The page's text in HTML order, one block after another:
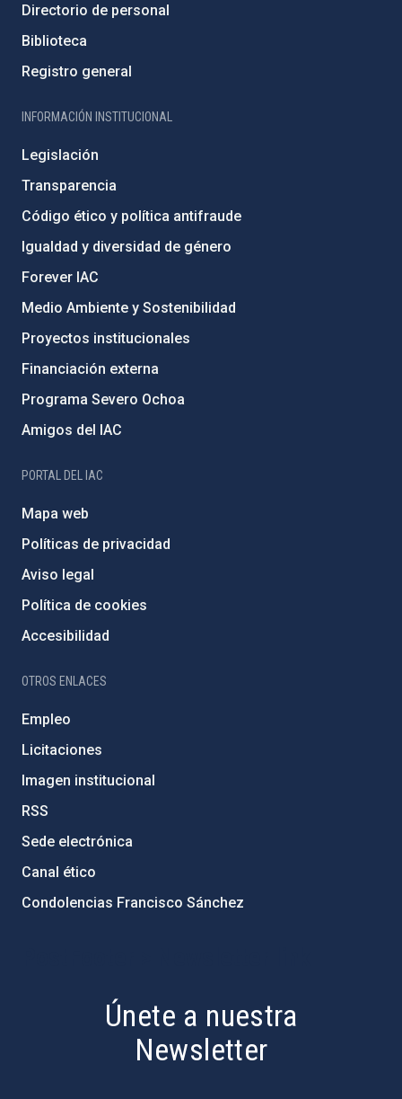
Directorio de personal
Biblioteca
Registro general
INFORMACIÓN INSTITUCIONAL
Legislación
Transparencia
Código ético y política antifraude
Igualdad y diversidad de género
Forever IAC
Medio Ambiente y Sostenibilidad
Proyectos institucionales
Financiación externa
Programa Severo Ochoa
Amigos del IAC
PORTAL DEL IAC
Mapa web
Políticas de privacidad
Aviso legal
Política de cookies
Accesibilidad
OTROS ENLACES
Empleo
Licitaciones
Imagen institucional
RSS
Sede electrónica
Canal ético
Condolencias Francisco Sánchez
Únete a nuestra
Newsletter